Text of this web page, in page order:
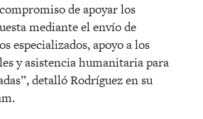
de apoyar los
mediante el envío de
especializados, apoyo a los
y asistencia humanitaria para
detalló Rodríguez en su